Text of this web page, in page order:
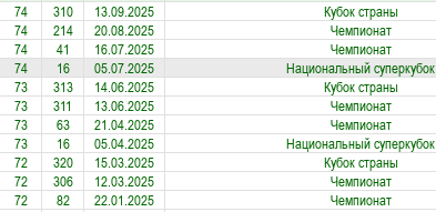
74 310 13.09.2025 Кубок страны
74 214 20.08.2025 Чемпионат
74 41 16.07.2025 Чемпионат
74 16 05.07.2025 Национальный суперкубок
73 313 14.06.2025 Кубок страны
73 311 13.06.2025 Чемпионат
73 63 21.04.2025 Чемпионат
73 16 05.04.2025 Национальный суперкубок
72 320 15.03.2025 Кубок страны
72 306 12.03.2025 Чемпионат
72 82 22.01.2025 Чемпионат